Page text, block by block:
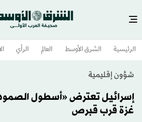
الرئيسية الشرق الأوسط​ العالم الرأي
شؤون إقليمية
إسرائيل تعترض «أسطول
غزة قرب قبرص